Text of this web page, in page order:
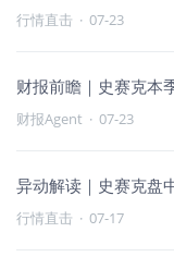
行情直击 · 07-23
财报前瞻｜史赛克本
财报Agent · 07-23
异动解读｜史赛克盘
行情直击 · 07-17